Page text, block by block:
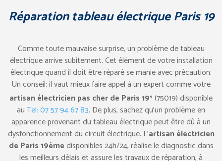
Réparation tableau électrique Paris 19
Comme toute mauvaise surprise, un problème de tableau
électrique arrive subitement. Cet élément de votre installation
électrique quand il doit être réparé se manie avec précaution.
Un conseil: il vaut mieux faire appel à un expert comme votre
artisan électricien pas cher de Paris 19e (75019) disponible
auTel: 07 57 94 67 83. De plus, sachez qu’un problème en
apparence provenant du tableau électrique peut être dû à un
dysfonctionnement du circuit électrique. L’artisan électricien
de Paris 19èmedisponibles 24h/24, réalise le diagnostic dans
les meilleurs délais et assure les travaux de réparation, à